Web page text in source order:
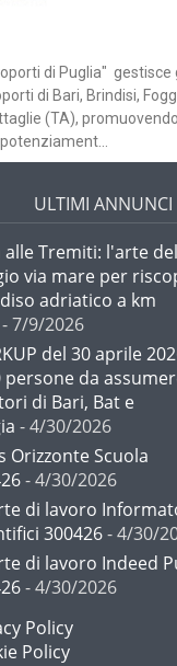
di Puglia" gestisce
di Bari, Brindisi,
(TA),
ULTIMI ANNUNCI
alle Tremiti: l'arte
via mare per
adriatico a km
- 7/9/2026
del 30 aprile
persone da
di Bari, Bat e
- 4/30/2026
Orizzonte Scuola
- 4/30/2026
di lavoro
300426- 4/30/
di lavoro Indeed
- 4/30/2026
Policy
Policy